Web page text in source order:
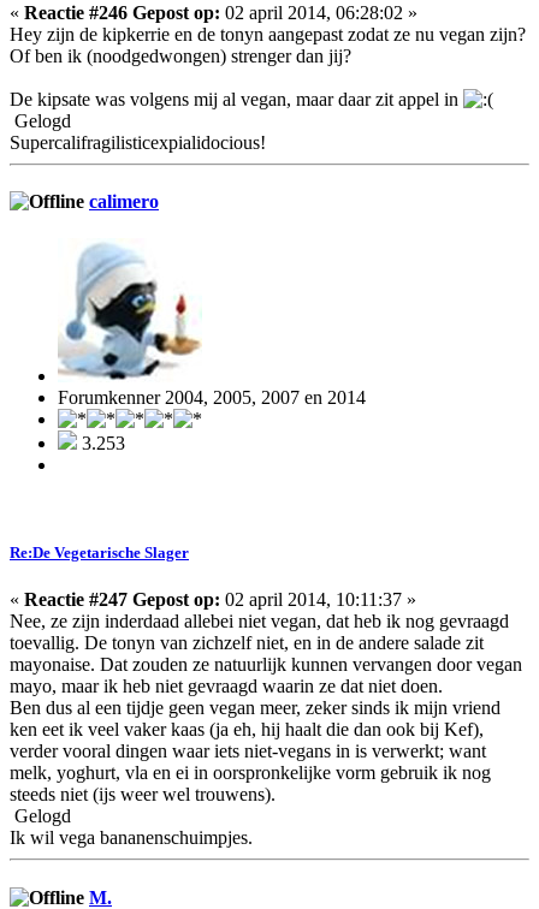
« Reactie #246 Gepost op: 02 april 2014, 06:28:02 »
Hey zijn de kipkerrie en de tonyn aangepast zodat ze nu vegan zijn?
Of ben ik (noodgedwongen) strenger dan jij?
De kipsate was volgens mij al vegan, maar daar zit appel in
Gelogd
Supercalifragilisticexpialidocious!
calimero
Forumkenner 2004, 2005, 2007 en 2014
3.253
Re:De Vegetarische Slager
« Reactie #247 Gepost op: 02 april 2014, 10:11:37 »
Nee, ze zijn inderdaad allebei niet vegan, dat heb ik nog gevraagd
toevallig. De tonyn van zichzelf niet, en in de andere salade zit
mayonaise. Dat zouden ze natuurlijk kunnen vervangen door vegan
mayo, maar ik heb niet gevraagd waarin ze dat niet doen.
Ben dus al een tijdje geen vegan meer, zeker sinds ik mijn vriend
ken eet ik veel vaker kaas (ja eh, hij haalt die dan ook bij Kef),
verder vooral dingen waar iets niet-vegans in is verwerkt; want
melk, yoghurt, vla en ei in oorspronkelijke vorm gebruik ik nog
steeds niet (ijs weer wel trouwens).
Gelogd
Ik wil vega bananenschuimpjes.
M.